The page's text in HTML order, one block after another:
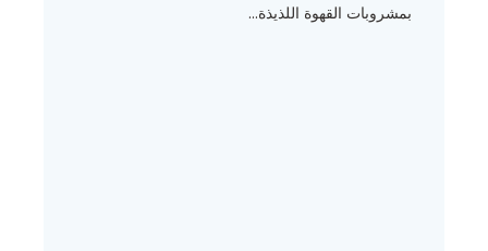
بمشروبات القهوة اللذيذة...